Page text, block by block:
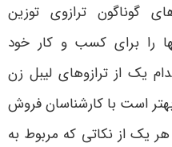
گوناگون ترازوی توزین
را برای کسب و کار خود
یک از ترازوهای لیبل زن
است با کارشناسان فروش
یک از نکاتی که مربوط به